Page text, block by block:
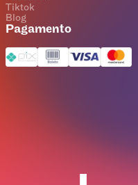
Tiktok
Blog
Pagamento